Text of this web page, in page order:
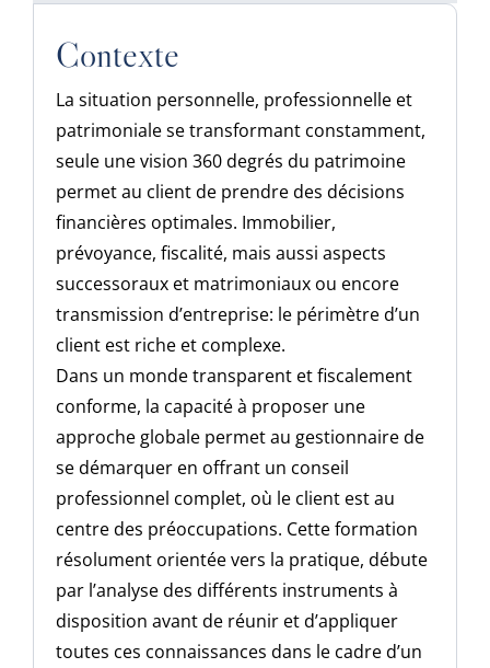
Contexte
La situation personnelle, professionnelle et
patrimoniale se transformant constamment,
seule une vision 360 degrés du patrimoine
permet au client de prendre des décisions
financières optimales. Immobilier,
prévoyance, fiscalité, mais aussi aspects
successoraux et matrimoniaux ou encore
transmission d’entreprise: le périmètre d’un
client est riche et complexe.
Dans un monde transparent et fiscalement
conforme, la capacité à proposer une
approche globale permet au gestionnaire de
se démarquer en offrant un conseil
professionnel complet, où le client est au
centre des préoccupations. Cette formation
résolument orientée vers la pratique, débute
par l’analyse des différents instruments à
disposition avant de réunir et d’appliquer
toutes ces connaissances dans le cadre d’un